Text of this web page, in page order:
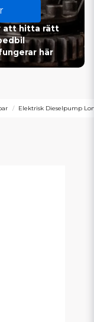
att hitta rätt
här
Elektrisk Dieselpump